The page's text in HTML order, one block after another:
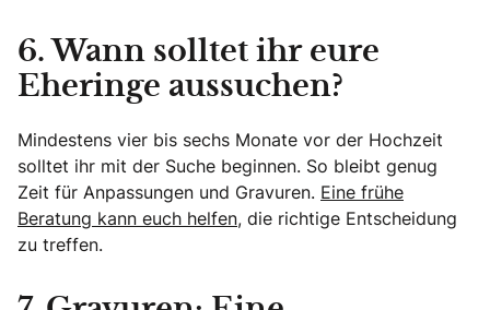
6. Wann solltet ihr eure
Eheringe aussuchen?
Mindestens vier bis sechs Monate vor der Hochzeit
solltet ihr mit der Suche beginnen. So bleibt genug
Zeit für Anpassungen und Gravuren. Eine frühe
Beratung kann euch helfen, die richtige Entscheidung
zu treffen.